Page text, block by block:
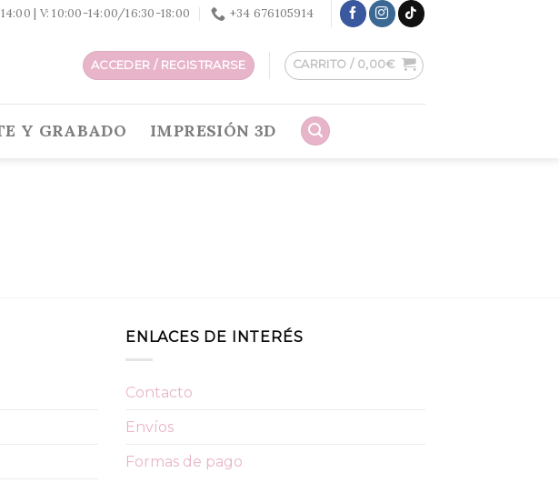
| V: 10:00-14:00/16:30-18:00 +34 676105914
ACCEDER / REGISTRARSE CARRITO / 0,00€
Y GRABADO IMPRESIÓN 3D
ENLACES DE INTERÉS
Contacto
Envíos
Formas de pago